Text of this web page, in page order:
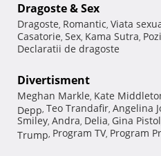
Dragoste & Sex
Dragoste, Romantic, Viata
Casatorie, Sex, Kama Sutra,
Declaratii de dragoste
Divertisment
Meghan Markle, Kate
Depp, Teo Trandafir, Angelina
Smiley, Andra, Delia, Gina Pistol
Trump, Program TV, Program